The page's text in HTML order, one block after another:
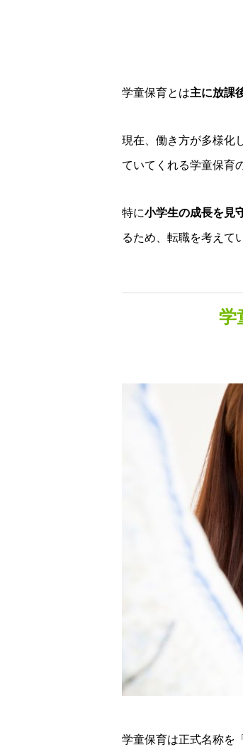
学童保育とは主に放課
現在、働き方が多様化
ていてくれる学童保育
特に小学生の成長を見
るため、転職を考えて
学
学童保育は正式名称を「